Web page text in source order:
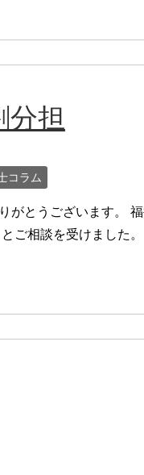
分担
コラム
がとうございます。
ご相談を受けました